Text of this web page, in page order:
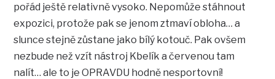
pořád ještě relativně vysoko. Nepomůže stáhnout
expozici, protože pak se jenom ztmaví obloha… a
slunce stejně zůstane jako bílý kotouč. Pak ovšem
nezbude než vzít nástroj Kbelík a červenou tam
nalít… ale to je OPRAVDU hodně nesportovní!